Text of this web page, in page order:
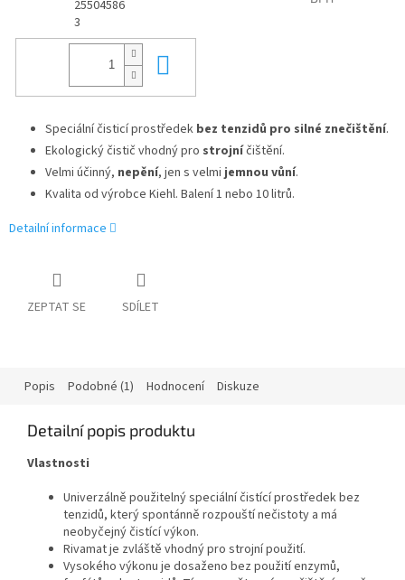
25504586
3
Speciální čisticí prostředek bez tenzidů pro silné znečištění.
Ekologický čistič vhodný pro strojníčištění.
Velmi účinný, nepění, jen s velmijemnou vůní.
Kvalita od výrobce Kiehl. Balení 1 nebo 10 litrů.
Detailní informace
ZEPTAT SE SDÍLET
Popis Podobné (1) Hodnocení Diskuze
Detailní popis produktu
Vlastnosti
Univerzálně použitelný speciální čistící prostředek bez
tenzidů, který spontánně rozpouští nečistoty a má
neobyčejný čistící výkon.
Rivamat je zvláště vhodný pro strojní použití.
Vysokého výkonu je dosaženo bez použití enzymů,